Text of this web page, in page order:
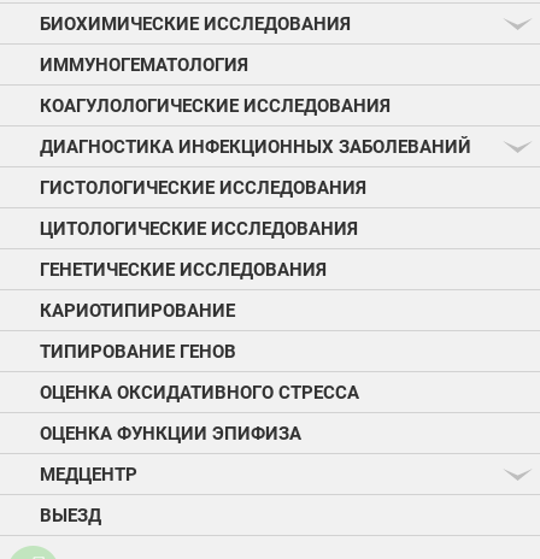
БИОХИМИЧЕСКИЕ ИССЛЕДОВАНИЯ
ИММУНОГЕМАТОЛОГИЯ
КОАГУЛОЛОГИЧЕСКИЕ ИССЛЕДОВАНИЯ
ДИАГНОСТИКА ИНФЕКЦИОННЫХ ЗАБОЛЕВАНИЙ
ГИСТОЛОГИЧЕСКИЕ ИССЛЕДОВАНИЯ
ЦИТОЛОГИЧЕСКИЕ ИССЛЕДОВАНИЯ
ГЕНЕТИЧЕСКИЕ ИССЛЕДОВАНИЯ
КАРИОТИПИРОВАНИЕ
ТИПИРОВАНИЕ ГЕНОВ
ОЦЕНКА ОКСИДАТИВНОГО СТРЕССА
ОЦЕНКА ФУНКЦИИ ЭПИФИЗА
МЕДЦЕНТР
ВЫЕЗД